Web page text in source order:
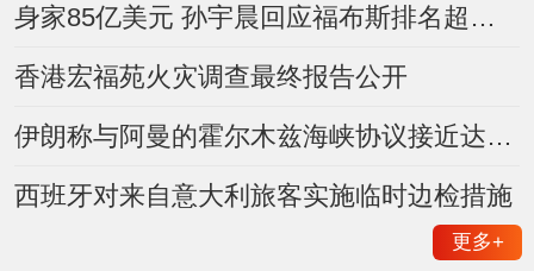
身家85亿美元 孙宇晨回应福布斯排名超王健林家族
香港宏福苑火灾调查最终报告公开
伊朗称与阿曼的霍尔木兹海峡协议接近达成 但不足以重开水道
西班牙对来自意大利旅客实施临时边检措施
更多+